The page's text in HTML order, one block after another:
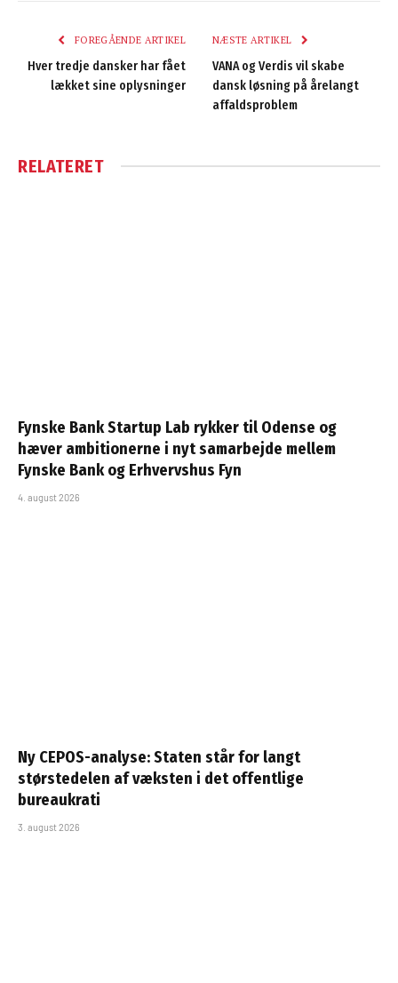
FOREGÅENDE ARTIKEL
Hver tredje dansker har fået
lækket sine oplysninger
NÆSTE ARTIKEL
VANA og Verdis vil skabe
dansk løsning på årelangt
affaldsproblem
RELATERET
Fynske Bank Startup Lab rykker til Odense og
hæver ambitionerne i nyt samarbejde mellem
Fynske Bank og Erhvervshus Fyn
4. august 2026
Ny CEPOS-analyse: Staten står for langt
størstedelen af væksten i det offentlige
bureaukrati
3. august 2026